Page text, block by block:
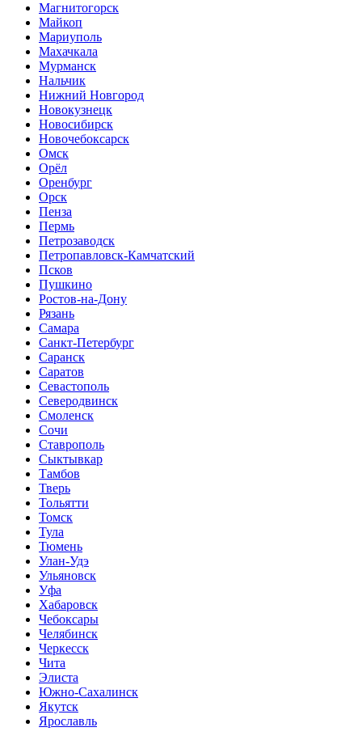
Магнитогорск
Майкоп
Мариуполь
Махачкала
Мурманск
Нальчик
Нижний Новгород
Новокузнецк
Новосибирск
Новочебоксарск
Омск
Орёл
Оренбург
Орск
Пенза
Пермь
Петрозаводск
Петропавловск-Камчатский
Псков
Пушкино
Ростов-на-Дону
Рязань
Самара
Санкт-Петербург
Саранск
Саратов
Севастополь
Северодвинск
Смоленск
Сочи
Ставрополь
Сыктывкар
Тамбов
Тверь
Тольятти
Томск
Тула
Тюмень
Улан-Удэ
Ульяновск
Уфа
Хабаровск
Чебоксары
Челябинск
Черкесск
Чита
Элиста
Южно-Сахалинск
Якутск
Ярославль